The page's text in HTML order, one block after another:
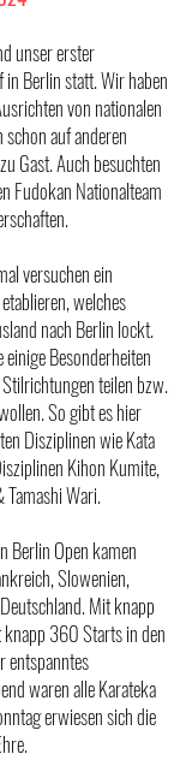
unser erster
Berlin statt. Wir haben
von nationalen
auf anderen
Gast. Auch besuchten
Fudokan Nationalteam
versuchen ein
welches
nach Berlin lockt.
Besonderheiten
teilen bzw.
So gibt es hier
Disziplinen wie Kata
Kihon Kumite,
Tamashi Wari.
Berlin Open kamen
Slowenien,
Mit knapp
360 Starts in den
entspanntes
waren alle Karateka
erwiesen sich die